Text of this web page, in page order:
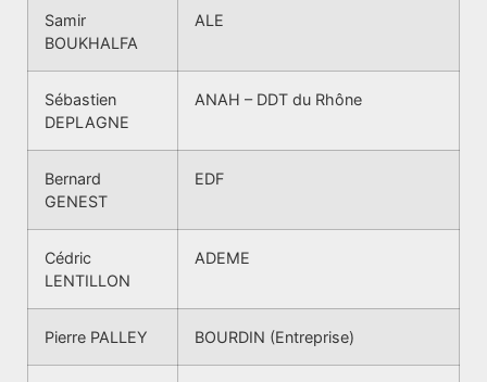
Samir
BOUKHALFA
ALE
Sébastien
DEPLAGNE
ANAH – DDT du Rhône
Bernard
GENEST
EDF
Cédric
LENTILLON
ADEME
Pierre PALLEY BOURDIN (Entreprise)